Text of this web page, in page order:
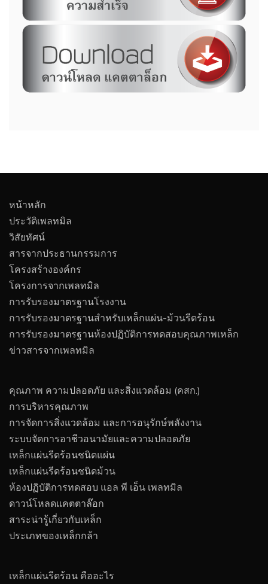
หน้าหลัก
ประวัติเพลทมิล
วิสัยทัศน์
สารจากประธานกรรมการ
โครงสร้างองค์กร
โครงการจากเพลทมิล
การรับรองมาตรฐานโรงงาน
การรับรองมาตรฐานสำหรับเหล็กแผ่น-ม้วนรีดร้อน
การรับรองมาตรฐานห้องปฏิบัติการทดสอบคุณภาพเหล็ก
ข่าวสารจากเพลทมิล
คุณภาพ ความปลอดภัย และสิ่งแวดล้อม (คสก.)
การบริหารคุณภาพ
การจัดการสิ่งแวดล้อม และการอนุรักษ์พลังงาน
ระบบจัดการอาชีวอนามัยและความปลอดภัย
เหล็กแผ่นรีดร้อนชนิดแผ่น
เหล็กแผ่นรีดร้อนชนิดม้วน
ห้องปฏิบัติการทดสอบ แอล พี เอ็น เพลทมิล
ดาวน์โหลดเเคตตาล๊อก
สาระน่ารู้เกี่ยวกับเหล็ก
ประเภทของเหล็กกล้า
เหล็กแผ่นรีดร้อน คืออะไร